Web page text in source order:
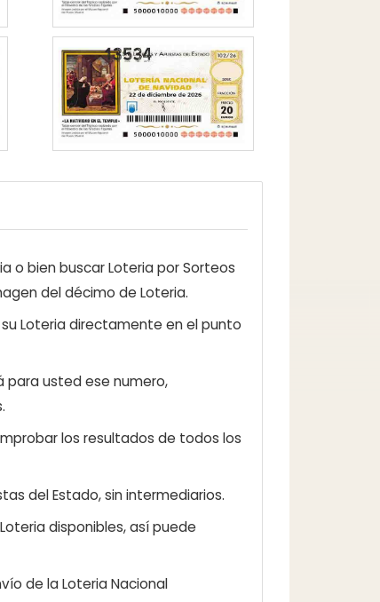
o bien buscar Loteria por Sorteos
del décimo de Loteria.
Loteria directamente en el punto
para usted ese numero,
los resultados de todos los
del Estado, sin intermediarios.
disponibles, así puede
de la Loteria Nacional